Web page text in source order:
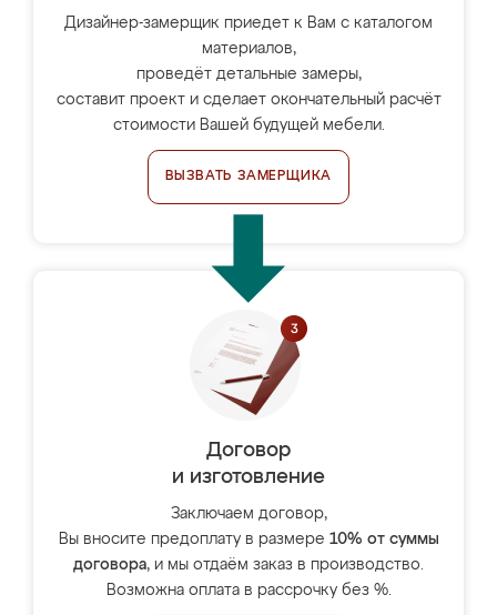
Дизайнер-замерщик приедет к Вам с каталогом
материалов,
проведёт детальные замеры,
составит проект и сделает окончательный расчёт
стоимости Вашей будущей мебели.
ВЫЗВАТЬ ЗАМЕРЩИКА
Договор
и изготовление
Заключаем договор,
Вы вносите предоплату в размере 10% от суммы
договора, и мы отдаём заказ в производство.
Возможна оплата в рассрочку без %.